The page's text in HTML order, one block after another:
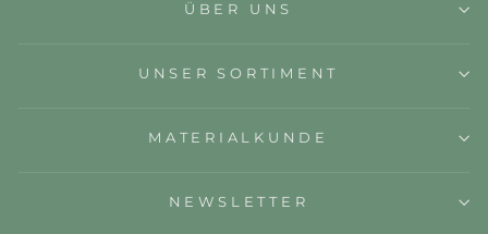
ÜBER UNS
UNSER SORTIMENT
MATERIALKUNDE
NEWSLETTER